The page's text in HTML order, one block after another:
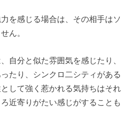
を感じる場合は、その相手はソ
ん。
自分と似た雰囲気を感じたり、
たり、シンクロ二シティがある
して強く惹かれる気持ちはそれ
近寄りがたい感じがすることも